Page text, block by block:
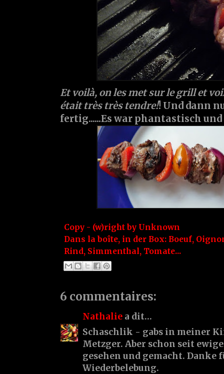
Et voilà, on les met sur le grill et
était très très tendre!! Und dann
fertig......Es war phantastisch
Copy - (w)right by Unknown
Dans la boîte, in der Box: Boeuf,
Rind, Simmenthal, Tomate...
6 commentaires:
Nathalie a dit…
Schaschlik - gabs in meiner
Metzger. Aber schon seit
gesehen und gemacht. Danke
Wiederbelebung.